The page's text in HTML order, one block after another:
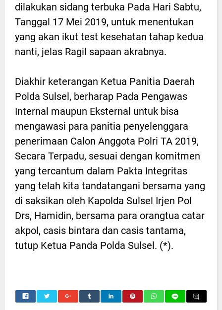
dilakukan sidang terbuka Pada Hari Sabtu,
Tanggal 17 Mei 2019, untuk menentukan
yang akan ikut test kesehatan tahap kedua
nanti, jelas Ragil sapaan akrabnya.
Diakhir keterangan Ketua Panitia Daerah
Polda Sulsel, berharap Pada Pengawas
Internal maupun Eksternal untuk bisa
mengawasi para panitia penyelenggara
penerimaan Calon Anggota Polri TA 2019,
Secara Terpadu, sesuai dengan komitmen
yang tercantum dalam Pakta Integritas
yang telah kita tandatangani bersama yang
di saksikan oleh Kapolda Sulsel Irjen Pol
Drs, Hamidin, bersama para orangtua catar
akpol, casis bintara dan casis tantama,
tutup Ketua Panda Polda Sulsel. (*).